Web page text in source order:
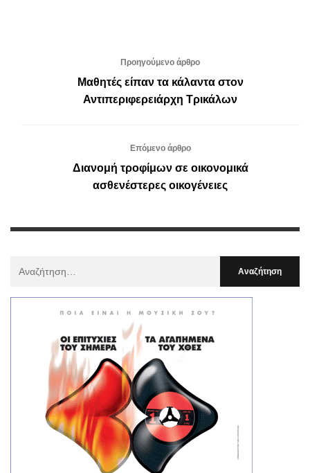
Προηγούμενο άρθρο
Μαθητές είπαν τα κάλαντα στον
Αντιπεριφερειάρχη Τρικάλων
Επόμενο άρθρο
Διανομή τροφίμων σε οικονομικά
ασθενέστερες οικογένειες
: